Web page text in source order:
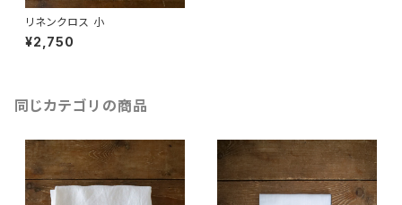
リネンクロス 小
¥2,750
同じカテゴリの商品